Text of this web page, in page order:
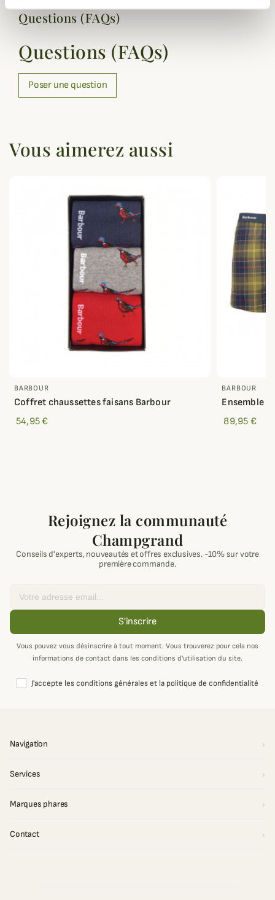
Questions (FAQs)
Questions (FAQs)
Poser une question
Vous aimerez aussi
BARBOUR
Coffret chaussettes faisans Barbour
54,95 €
BARBOUR
Ensemble
89,95 €
Rejoignez la communauté
Champgrand
Conseils d'experts, nouveautés et offres exclusives. -10% sur votre
première commande.
S'inscrire
Vous pouvez vous désinscrire à tout moment. Vous trouverez pour cela nos
informations de contact dans les conditions d'utilisation du site.
J'accepte les conditions générales et la politique de confidentialité
Navigation
Services
Marques phares
Contact